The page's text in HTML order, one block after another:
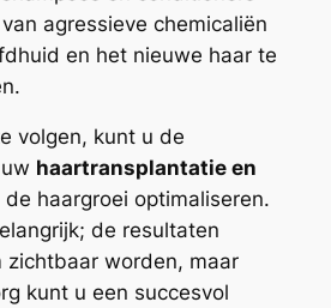
agressieve chemicaliën
en het nieuwe haar te
volgen, kunt u de
haartransplantatie en
haargroei optimaliseren.
de resultaten
zichtbaar worden, maar
kunt u een succesvol